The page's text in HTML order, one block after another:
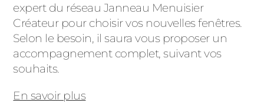
expert du réseau Janneau Menuisier
Créateur pour choisir vos nouvelles fenêtres.
Selon le besoin, il saura vous proposer un
accompagnement complet, suivant vos
souhaits.
En savoir plus
PVC
PORTAILS ET PORTILLONS
CARPORTS
CLÔTURES